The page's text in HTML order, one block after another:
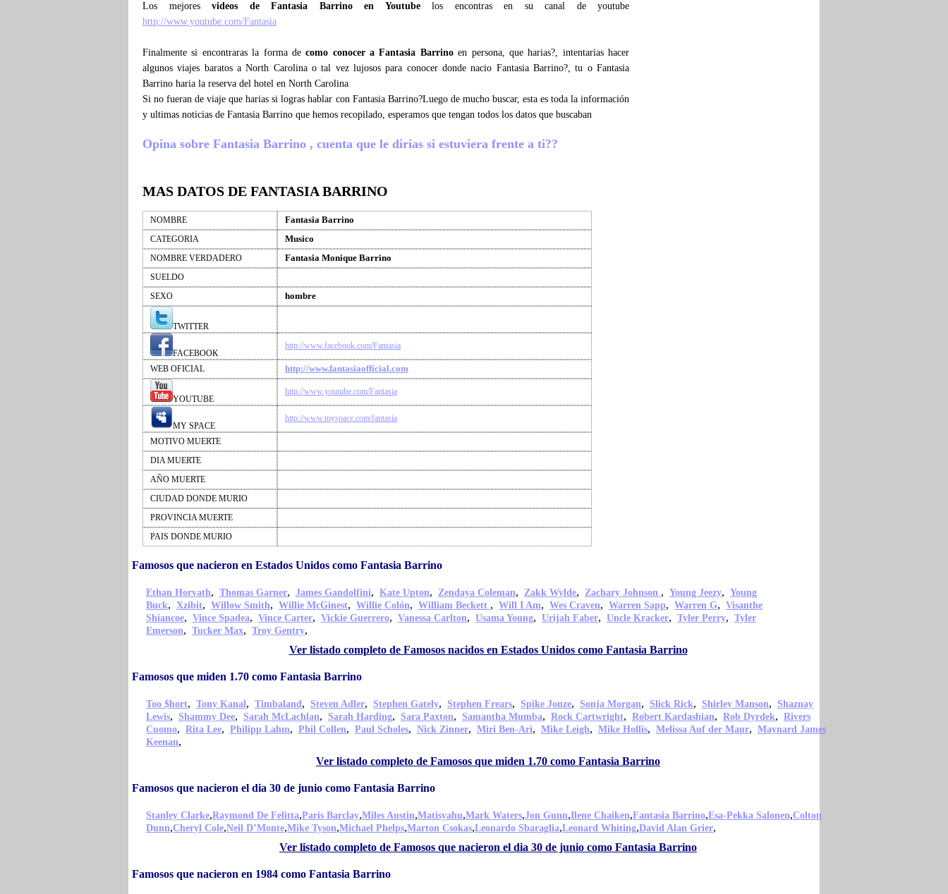
Los mejores videos de Fantasia Barrino en Youtubelos encontras en su canal de youtube
http://www.youtube.com/Fantasia
Finalmente si encontraras la forma decomo conocer a Fantasia Barrinoen persona, que harias?, intentarias hacer
algunos viajes baratos a North Carolina o tal vez lujosos para conocer donde nacio Fantasia Barrino?, tu o Fantasia
Barrino haria la reserva del hotel en North Carolina
Si no fueran de viaje que harias si logras hablar con Fantasia Barrino?Luego de mucho buscar, esta es toda la información
y ultimas noticias de Fantasia Barrino que hemos recopilado, esperamos que tengan todos los datos que buscaban
Opina sobre Fantasia Barrino , cuenta que le dirias si estuviera frente a ti??
MAS DATOS DE FANTASIA BARRINO
NOMBRE Fantasia Barrino
CATEGORIA Musico
NOMBRE VERDADERO Fantasia Monique Barrino
SUELDO
SEXO
hombre
TWITTER
FACEBOOK
http://www.facebook.com/Fantasia
WEB OFICIAL http://www.fantasiaofficial.com
YOUTUBE
http://www.youtube.com/Fantasia
MY SPACE
http://www.myspace.com/fantasia
MOTIVO MUERTE
DIA MUERTE
AÑO MUERTE
CIUDAD DONDE MURIO
PROVINCIA MUERTE
PAIS DONDE MURIO
Famosos que nacieron en Estados Unidos como Fantasia Barrino
Ethan Horvath, Thomas Garner, James Gandolfini, Kate Upton, Zendaya Coleman, Zakk Wylde, Zachary Johnson , Young Jeezy, Young
Buck, Xzibit, Willow Smith, Willie McGinest, Willie Colón, William Beckett , Will I Am, Wes Craven, Warren Sapp, Warren G, Visanthe
Shiancoe, Vince Spadea, Vince Carter, Vickie Guerrero, Vanessa Carlton, Usama Young, Urijah Faber, Uncle Kracker, Tyler Perry, Tyler
Emerson, Tucker Max, Troy Gentry,
Ver listado completo de Famosos nacidos en Estados Unidos como Fantasia Barrino
Famosos que miden 1.70 como Fantasia Barrino
Too $hort, Tony Kanal, Timbaland, Steven Adler, Stephen Gately, Stephen Frears, Spike Jonze, Sonja Morgan, Slick Rick, Shirley Manson, Shaznay
Lewis, Shammy Dee, Sarah McLachlan, Sarah Harding, Sara Paxton, Samantha Mumba, Rock Cartwright, Robert Kardashian, Rob Dyrdek, Rivers
Cuomo, Rita Lee, Philipp Lahm, Phil Collen, Paul Scholes, Nick Zinner, Miri Ben-Ari, Mike Leigh, Mike Hollis, Melissa Auf der Maur, Maynard James
Keenan,
Ver listado completo de Famosos que miden 1.70 como Fantasia Barrino
Famosos que nacieron el dia 30 de junio como Fantasia Barrino
Stanley Clarke,Raymond De Felitta,Paris Barclay,Miles Austin,Matisyahu,Mark Waters,Jon Gunn,Ilene Chaiken,Fantasia Barrino,Esa-Pekka Salonen,Colton
Dunn,Cheryl Cole,Neil D’Monte,Mike Tyson,Michael Phelps,Marton Csokas,Leonardo Sbaraglia,Leonard Whiting,David Alan Grier,
Ver listado completo de Famosos que nacieron el dia 30 de junio como Fantasia Barrino
Famosos que nacieron en 1984 como Fantasia Barrino